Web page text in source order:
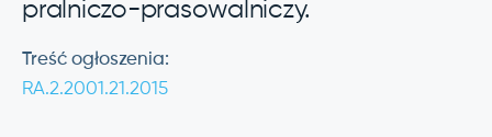
pralniczo-prasowalniczy.
Treść ogłoszenia:
RA.2.2001.21.2015